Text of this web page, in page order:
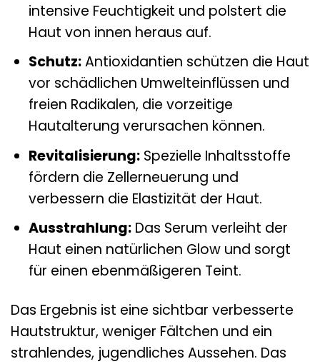
intensive Feuchtigkeit und polstert die
Haut von innen heraus auf.
Schutz:Antioxidantien schützen die Haut
vor schädlichen Umwelteinflüssen und
freien Radikalen, die vorzeitige
Hautalterung verursachen können.
Revitalisierung:Spezielle Inhaltsstoffe
fördern die Zellerneuerung und
verbessern die Elastizität der Haut.
Ausstrahlung:Das Serum verleiht der
Haut einen natürlichen Glow und sorgt
für einen ebenmäßigeren Teint.
Das Ergebnis ist eine sichtbar verbesserte
Hautstruktur, weniger Fältchen und ein
strahlendes, jugendliches Aussehen. Das